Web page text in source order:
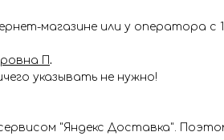
магазине или у оператора с
П.
указывать не нужно!
"Яндекс Доставка".